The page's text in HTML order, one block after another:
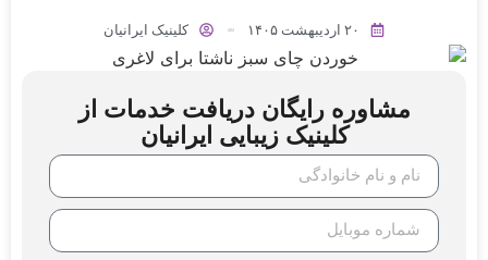
۲۰ اردیبهشت ۱۴۰۵ کلینیک ایرانیان
مشاوره رایگان دریافت خدمات از
کلینیک زیبایی ایرانیان